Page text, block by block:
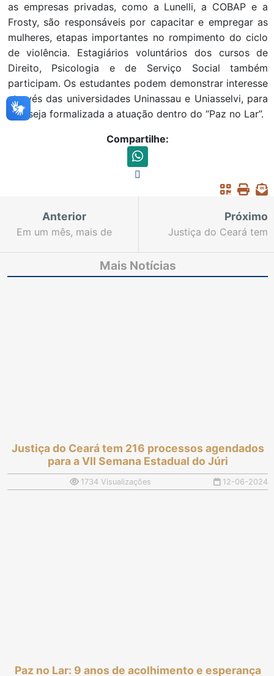
as empresas privadas, como a Lunelli, a COBAP e a
Frosty, são responsáveis por capacitar e empregar as
mulheres, etapas importantes no rompimento do ciclo
de violência. Estagiários voluntários dos cursos de
Direito, Psicologia e de Serviço Social também
participam. Os estudantes podem demonstrar interesse
através das universidades Uninassau e Uniasselvi, para
que seja formalizada a atuação dentro do “Paz no Lar”.
Compartilhe:
Anterior
Em um mês, mais de
o “Espaço da História
FCB”
Próximo
Justiça do Ceará tem
agendados para a VII
Semana Estadual do
Mais Notícias
Justiça do Ceará tem 216 processos agendados
para a VII Semana Estadual do Júri
1734 Visualizações 12-06-2024
Paz no Lar: 9 anos de acolhimento e esperança